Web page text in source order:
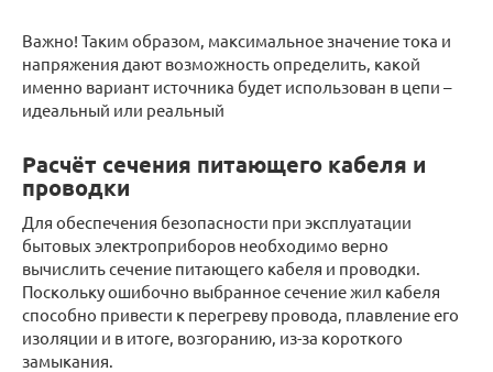
Важно! Таким образом, максимальное значение тока и
напряжения дают возможность определить, какой
именно вариант источника будет использован в цепи –
идеальный или реальный
Расчёт сечения питающего кабеля и
проводки
Для обеспечения безопасности при эксплуатации
бытовых электроприборов необходимо верно
вычислить сечение питающего кабеля и проводки.
Поскольку ошибочно выбранное сечение жил кабеля
способно привести к перегреву провода, плавление его
изоляции и в итоге, возгоранию, из-за короткого
замыкания.